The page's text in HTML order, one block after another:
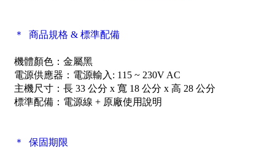
＊ 商品規格 & 標準配備
機體顏色：金屬黑
電源供應器：電源輸入: 115 ~ 230V AC
主機尺寸：長 33 公分 x 寬 18 公分 x 高 28 公分
標準配備：電源線 + 原廠使用說明
＊ 保固期限